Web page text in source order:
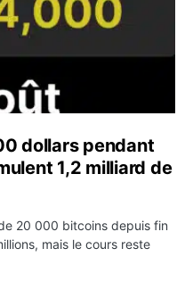
dollars pendant
1,2 milliard de
20 000 bitcoins depuis fin
mais le cours reste